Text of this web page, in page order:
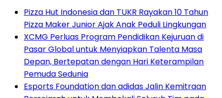
Pizza Hut Indonesia dan TUKR Rayakan 10 Tahun
Pizza Maker Junior Ajak Anak Peduli Lingkungan
XCMG Perluas Program Pendidikan Kejuruan di
Pasar Global untuk Menyiapkan Talenta Masa
Depan, Bertepatan dengan Hari Keterampilan
Pemuda Sedunia
Esports Foundation dan adidas Jalin Kemitraan